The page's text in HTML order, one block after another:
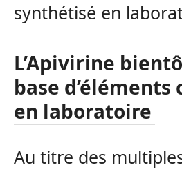
synthétisé en
L’Apivirine
base
en laboratoire
Au titre des